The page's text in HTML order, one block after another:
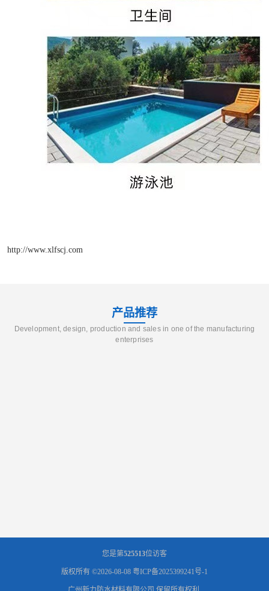
http://www.xlfscj.com
产品推荐
Development, design, production and sales in one of the manufacturing
enterprises
您是第525513位访客
版权所有 ©2026-08-08 粤ICP备2025399241号-1